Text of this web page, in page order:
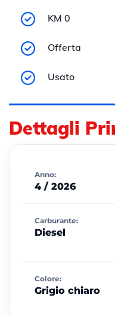
KM 0
Offerta
Usato
Dettagli
Anno:
4 / 2026
Carburante:
Diesel
Colore:
Grigio chiaro